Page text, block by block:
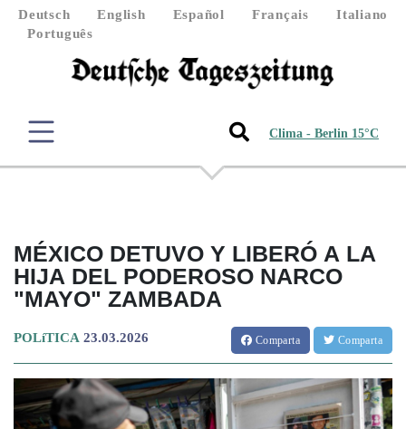
Deutsch English Español Français
Italiano
Português
Clima - Berlin 15°C
MÉXICO DETUVO Y LIBERÓ A LA
HIJA DEL PODEROSO NARCO
"MAYO" ZAMBADA
POLíTICA 23.03.2026 Comparta Comparta